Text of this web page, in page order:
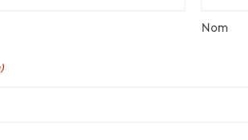
Nom